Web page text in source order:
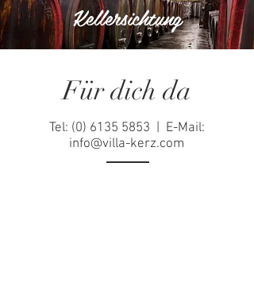
Kellersichtung
Für dich da
Tel: (0) 6135 5853 | E-Mail:
info@villa-kerz.com